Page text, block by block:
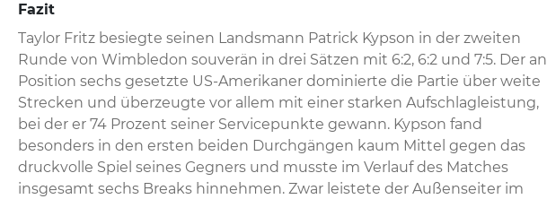
Fazit
Taylor Fritz besiegte seinen Landsmann Patrick Kypson in der zweiten
Runde von Wimbledon souverän in drei Sätzen mit 6:2, 6:2 und 7:5. Der an
Position sechs gesetzte US-Amerikaner dominierte die Partie über weite
Strecken und überzeugte vor allem mit einer starken Aufschlagleistung,
bei der er 74 Prozent seiner Servicepunkte gewann. Kypson fand
besonders in den ersten beiden Durchgängen kaum Mittel gegen das
druckvolle Spiel seines Gegners und musste im Verlauf des Matches
insgesamt sechs Breaks hinnehmen. Zwar leistete der Außenseiter im